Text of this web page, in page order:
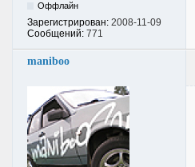
Оффлайн
Зарегистрирован: 2008-11-09
Сообщений: 771
maniboo